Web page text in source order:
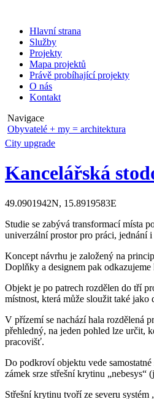
Hlavní strana
Služby
Projekty
Mapa projektů
Právě probíhající projekty
O nás
Kontakt
Navigace
Obyvatelé + my = architektura
City upgrade
Kancelářská
49.0901942N, 15.8919583E
Studie se zabývá transformací místa
univerzální prostor pro práci, jednání
Koncept návrhu je založený na
Doplňky a designem pak
Objekt je po patrech rozdělen do tří
místnost, která může sloužit také
V přízemí se nachází hala rozdělená
přehledný, na jeden pohled lze určit,
pracovišť.
Do podkroví objektu vede
zámek srze střešní krytinu
Střešní krytinu tvoří ze severu systém